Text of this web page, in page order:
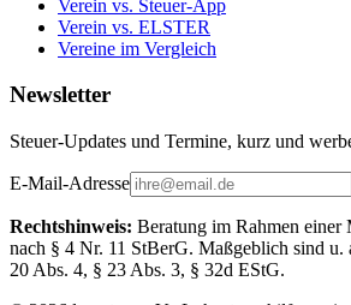
Verein vs. Steuer-App
Verein vs. ELSTER
Vereine im Vergleich
Newsletter
Steuer-Updates und Termine, kurz und
E-Mail-Adresse
Rechtshinweis: Beratung im Rahmen einer
nach § 4 Nr. 11 StBerG. Maßgeblich sind u.
20 Abs. 4, § 23 Abs. 3, § 32d EStG.